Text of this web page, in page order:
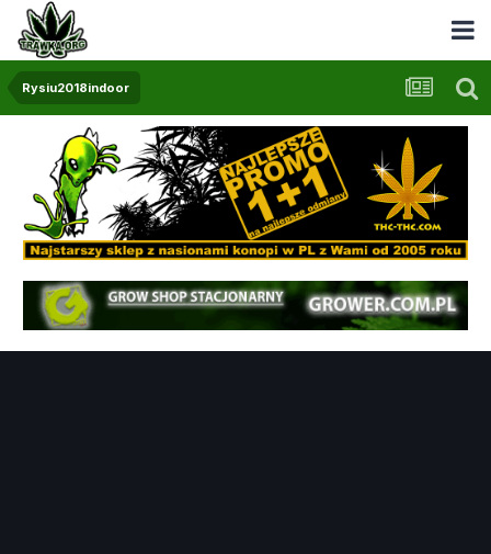
Rysiu2018indoor